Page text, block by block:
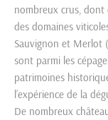
nombreux crus,
des domaines
Sauvignon et Merlot
sont parmi les
patrimoines
l’expérience de la
De nombreux